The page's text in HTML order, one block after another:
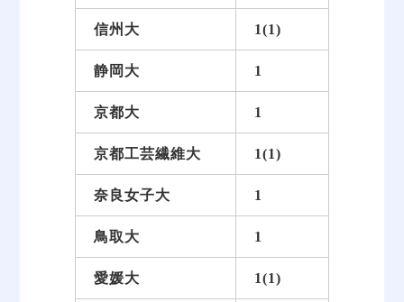
信州大 1(1)
静岡大 1
京都大 1
京都工芸繊維大 1(1)
奈良女子大 1
鳥取大 1
愛媛大 1(1)